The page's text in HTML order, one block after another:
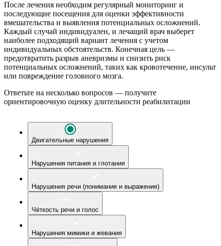
После лечения необходим регулярный мониторинг и
последующие посещения для оценки эффективности
вмешательства и выявления потенциальных осложнений.
Каждый случай индивидуален, и лечащий врач выберет
наиболее подходящий вариант лечения с учетом
индивидуальных обстоятельств. Конечная цель —
предотвратить разрыв аневризмы и снизить риск
потенциальных осложнений, таких как кровотечение, инсульт
или повреждение головного мозга.
Ответьте на несколько вопросов — получите
ориентировочную оценку длительности реабилитации